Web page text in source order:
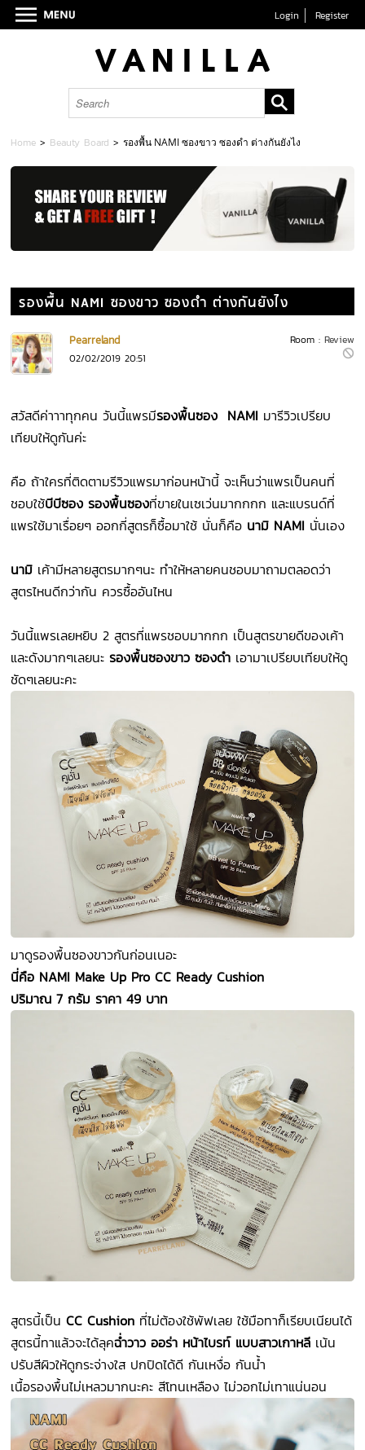
Login Register
Home > Beauty Board >รองพื้น NAMI ซองขาว ซองดำ ต่างกันยังไง
รองพื้น NAMI ซองขาว ซองดำ ต่างกันยังไง
Room : Review
Pearreland
02/02/2019 20:51
สวัสดีค่าาาทุกคน วันนี้แพรมีรองพื้นซอง NAMI มารีวิวเปรียบ
เทียบให้ดูกันค่ะ
คือ ถ้าใครที่ติดตามรีวิวแพรมาก่อนหน้านี้ จะเห็นว่าแพรเป็นคนที่
ชอบใช้บีบีซอง รองพื้นซองที่ขายในเซเว่นมากกกก และแบรนด์ที่
แพรใช้มาเรื่อยๆ ออกกี่สูตรก็ซื้อมาใช้ นั่นก็คือ นามิ NAMI นั่นเอง
นามิ เค้ามีหลายสูตรมากๆนะ ทำให้หลายคนชอบมาถามตลอดว่า
สูตรไหนดีกว่ากัน ควรซื้ออันไหน
วันนี้แพรเลยหยิบ 2 สูตรที่แพรชอบมากกก เป็นสูตรขายดีของเค้า
และดังมากๆเลยนะรองพื้นซองขาว ซองดำ เอามาเปรียบเทียบให้ดู
ชัดๆเลยนะคะ
มาดูรองพื้นซองขาวกันก่อนเนอะ
นี่คือ NAMI Make Up Pro CC Ready Cushion
ปริมาณ 7 กรัม ราคา 49 บาท
สูตรนี้เป็นCC Cushion ที่ไม่ต้องใช้พัฟเลย ใช้มือทาก็เรียบเนียนได้
สูตรนี้ทาแล้วจะได้ลุคฉ่ำวาว ออร่า หน้าไบรท์ แบบสาวเกาหลี เน้น
ปรับสีผิวให้ดูกระจ่างใส ปกปิดได้ดี กันเหงื่อ กันน้ำ
เนื้อรองพื้นไม่เหลวมากนะคะ สีโทนเหลือง ไม่วอกไม่เทาแน่นอน